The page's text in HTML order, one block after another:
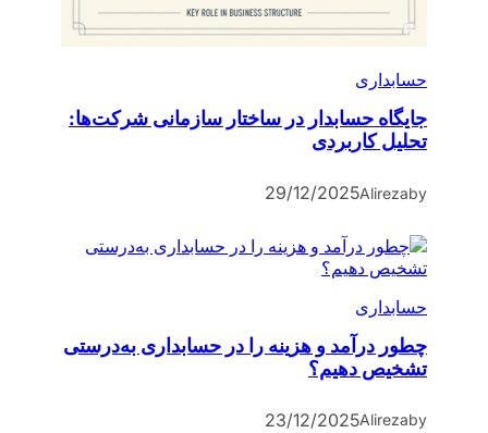
حسابداری
جایگاه حسابدار در ساختار سازمانی شرکت‌ها:
تحلیل کاربردی
by
Alireza
29/12/2025
حسابداری
چطور درآمد و هزینه را در حسابداری به‌درستی
تشخیص دهیم؟
by
Alireza
23/12/2025